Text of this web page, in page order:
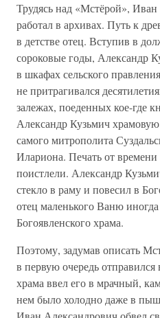
Трудясь над «Мстёрой»,
работал в архивах. Путь к
в детстве отец. Вступив в
сороковые годы, Александр
в шкафах сельского
не притрагивался
залежах, поеденных кое-где
Александр Кузьмич
самого митрополита
Илариона. Печать от времени
поистлели. Александр
стекло в раму и повесил в
отец маленького Ваню
Богоявленского храма.
Поэтому, задумав описать
в первую очередь отправился
храма ввел его в мрачный,
нем было холодно даже в